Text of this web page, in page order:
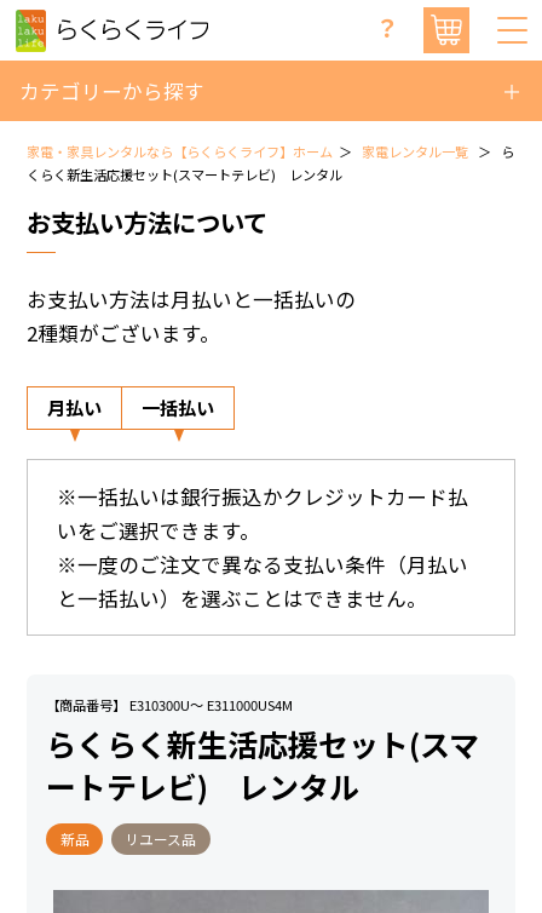
？
カテゴリーから探す
家電・家具レンタルなら【らくらくライフ】ホーム 家電レンタル一覧
ら
くらく新生活応援セット(スマートテレビ) レンタル
お支払い方法について
お支払い方法は月払いと一括払いの
2種類がございます。
月払い 一括払い
※一括払いは銀行振込かクレジットカード払
いをご選択できます。
※一度のご注文で異なる支払い条件（月払い
と一括払い）を選ぶことはできません。
【商品番号】 E310300U～ E311000US4M
らくらく新生活応援セット(スマ
ートテレビ) レンタル
新品 リユース品